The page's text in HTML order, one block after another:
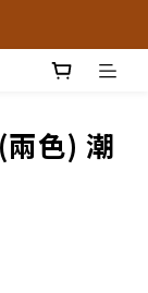
兩色) 潮